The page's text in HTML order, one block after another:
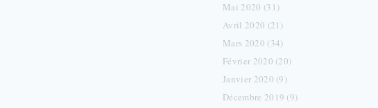
Mai 2020 (31)
Avril 2020 (21)
Mars 2020 (34)
Février 2020 (20)
Janvier 2020 (9)
Décembre 2019 (9)